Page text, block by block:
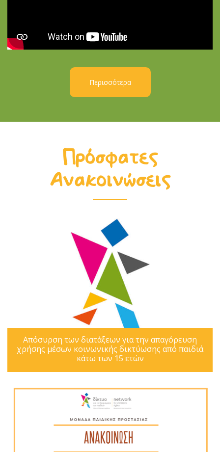
Περισσότερα
Πρόσφατες
Ανακοινώσεις
Απόσυρση των διατάξεων για την απαγόρευση
χρήσης μέσων κοινωνικής δικτύωσης από παιδιά
κάτω των 15 ετών